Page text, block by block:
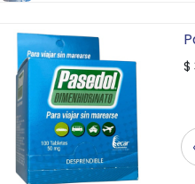
$